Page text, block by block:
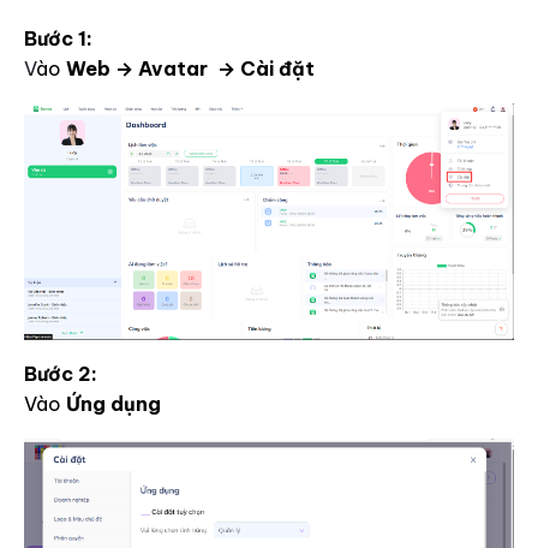
Bước 1:
Vào Web → Avatar → Cài đặt
Bước 2:
Vào Ứng dụng